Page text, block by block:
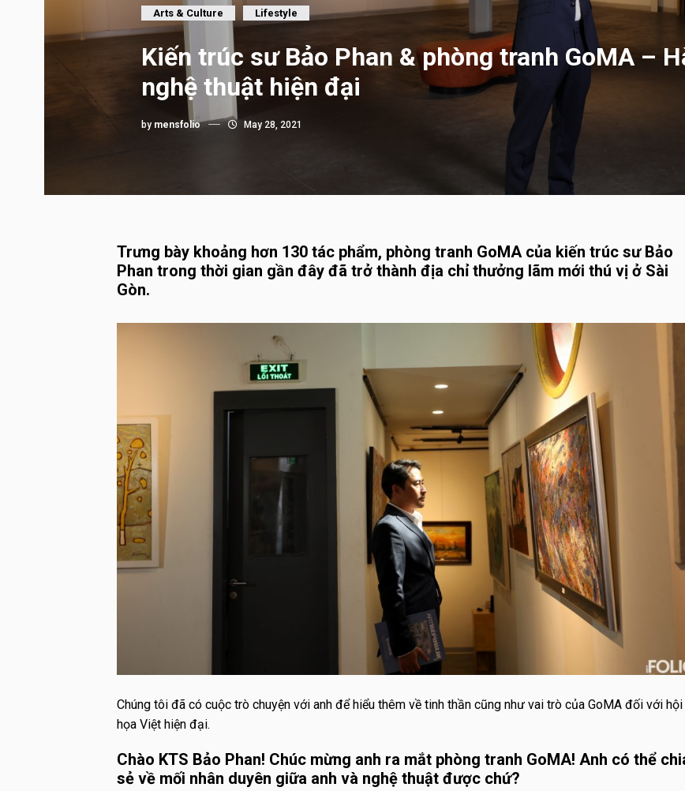
Arts & Culture Lifestyle
Kiến trúc sư Bảo Phan & phòng tranh GoMA –
nghệ thuật hiện đại
by mensfolio May 28, 2021
Trưng bày khoảng hơn 130 tác phẩm, phòng tranh GoMA của kiến trúc sư Bảo
Phan trong thời gian gần đây đã trở thành địa chỉ thưởng lãm mới thú vị ở Sài
Gòn.
Chúng tôi đã có cuộc trò chuyện với anh để hiểu thêm về tinh thần cũng như vai trò của GoMA đối với hội
họa Việt hiện đại.
Chào KTS Bảo Phan! Chúc mừng anh ra mắt phòng tranh GoMA! Anh có thể
sẻ về mối nhân duyên giữa anh và nghệ thuật được chứ?